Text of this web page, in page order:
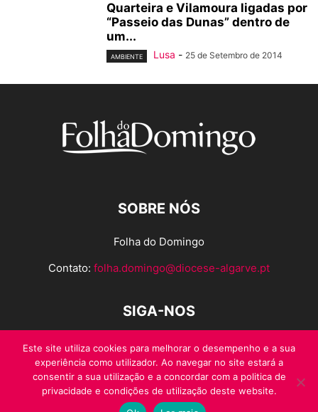
Quarteira e Vilamoura ligadas por
“Passeio das Dunas” dentro de
um...
AMBIENTE Lusa - 25 de Setembro de 2014
SOBRE NÓS
Folha do Domingo
Contato: folha.domingo@diocese-algarve.pt
SIGA-NOS
Este site utiliza cookies para melhorar o desempenho e a sua
experiência como utilizador. Ao navegar no site estará a
consentir a sua utilização e a concordar com a politica de
privacidade e condições de utilização deste website.